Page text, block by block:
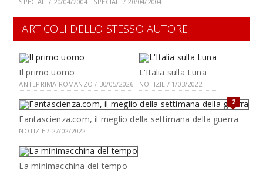
ARTICOLI DELLO STESSO AUTORE
Il primo uomo
ANTEPRIMA ROMANZO / 30/05/2026
L'Italia sulla Luna
NOTIZIE / 1/03/2022
2
Fantascienza.com, il meglio della settimana della guerra
NOTIZIE / 27/02/2022
La minimacchina del tempo